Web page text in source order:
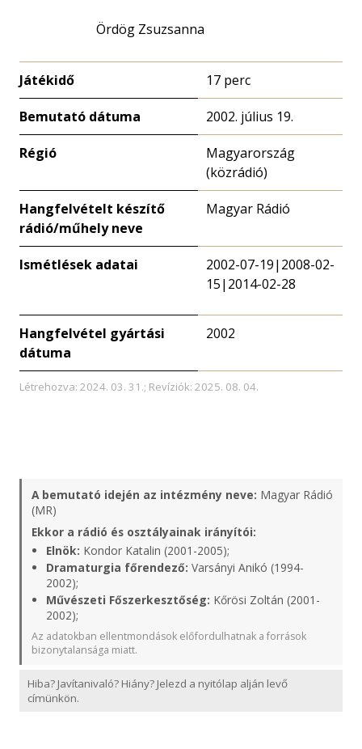
Ördög Zsuzsanna
Játékidő 17 perc
Bemutató dátuma 2002. július 19.
Régió
Magyarország
(közrádió)
Hangfelvételt készítő
rádió/műhely neve
Magyar Rádió
Ismétlések adatai
2002-07-19|2008-02-
15|2014-02-28
Hangfelvétel gyártási
dátuma
2002
Létrehozva: 2024. 03. 31.; Revíziók: 2025. 08. 04.
A bemutató idején az intézmény neve: Magyar Rádió
(MR)
Ekkor a rádió és osztályainak irányítói:
Elnök: Kondor Katalin (2001-2005);
Dramaturgia főrendező: Varsányi Anikó (1994-
2002);
Művészeti Főszerkesztőség: Kőrösi Zoltán (2001-
2002);
Az adatokban ellentmondások előfordulhatnak a források
bizonytalansága miatt.
Hiba? Javítanivaló? Hiány? Jelezd a nyitólap alján levő
címünkön.